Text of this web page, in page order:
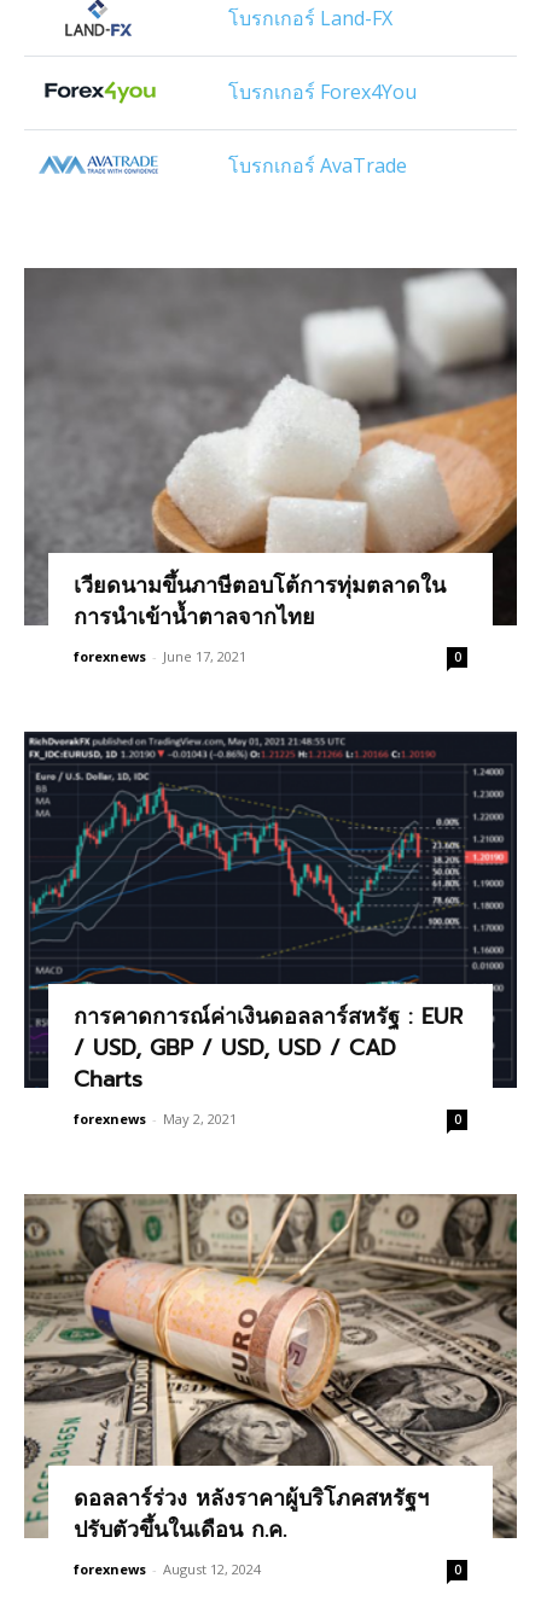
โบรกเกอร์ Land-FX
โบรกเกอร์ Forex4You
โบรกเกอร์ AvaTrade
เวียดนามขึ้นภาษีตอบโต้การทุ่มตลาดใน
การนำเข้าน้ำตาลจากไทย
forexnews - June 17, 2021 0
การคาดการณ์ค่าเงินดอลลาร์สหรัฐ : EUR
/ USD, GBP / USD, USD / CAD
Charts
forexnews - May 2, 2021 0
ดอลลาร์ร่วง หลังราคาผู้บริโภคสหรัฐฯ
ปรับตัวขึ้นในเดือน ก.ค.
forexnews - August 12, 2024 0